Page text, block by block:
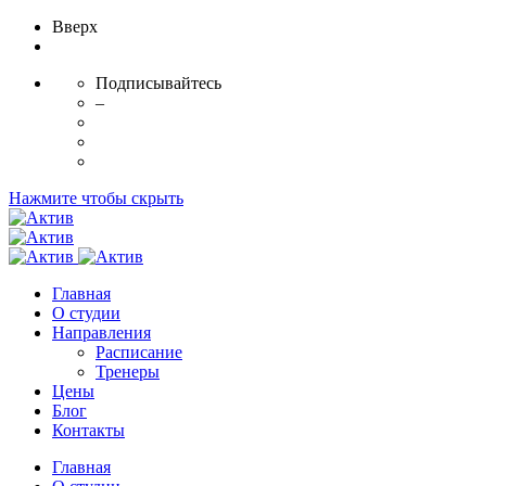
Вверх
Подписывайтесь
–
Нажмите чтобы скрыть
Главная
О студии
Направления
Расписание
Тренеры
Цены
Блог
Контакты
Главная